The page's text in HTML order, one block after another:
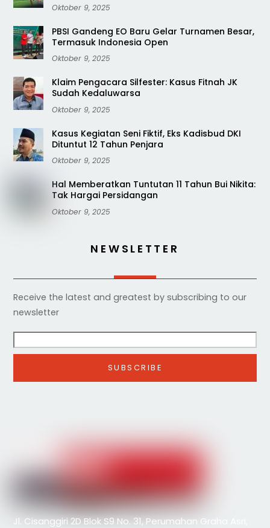
Oktober 9, 2025
PBSI Gandeng EO Baru Gelar Turnamen Besar,
Termasuk Indonesia Open
Oktober 9, 2025
Klaim Pengacara Silfester: Kasus Fitnah JK
Sudah Kedaluwarsa
Oktober 9, 2025
Kasus Kegiatan Seni Fiktif, Eks Kadisbud DKI
Dituntut 12 Tahun Penjara
Oktober 9, 2025
Hal Memberatkan Tuntutan 11 Tahun Bui Nikita:
Tak Hargai Persidangan
Oktober 9, 2025
NEWSLETTER
Receive the latest and greatest by subscribing to our
newsletter
Jl. Cisanggiri 2D Blok S9 No. 31, Perumahan Graha Asri,